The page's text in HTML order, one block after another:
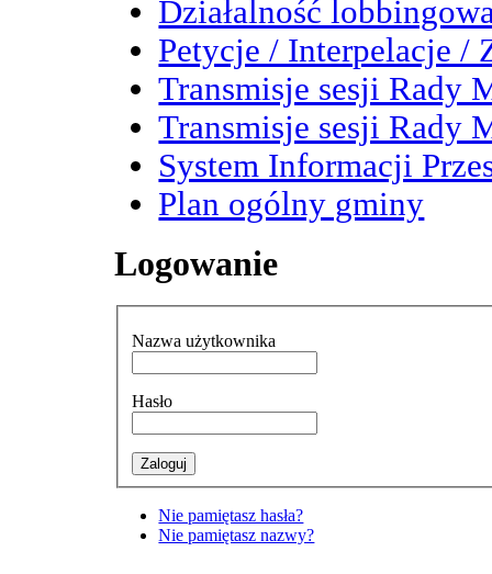
Działalność
Petycje / Interpelacje /
Transmisje sesji Rady
Transmisje sesji Rady
System Informacji
Plan ogólny gminy
Logowanie
Nazwa użytkownika
Hasło
Nie pamiętasz hasła?
Nie pamiętasz nazwy?